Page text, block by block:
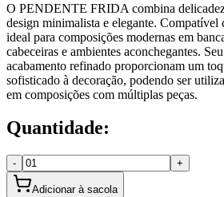
O PENDENTE FRIDA combina
design minimalista e elegante. Compatível
ideal para composições modernas em
cabeceiras e ambientes aconchegantes.
acabamento refinado proporcionam um
sofisticado à decoração, podendo ser
em composições com múltiplas peças.
Quantidade:
- +
Adicionar à sacola